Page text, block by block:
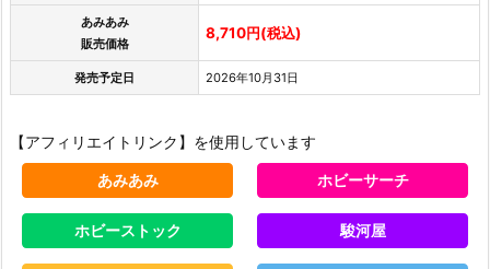
あみあみ
販売価格
8,710円(税込)
発売予定日 2026年10月31日
【アフィリエイトリンク】を使用しています
あみあみ ホビーサーチ
ホビーストック 駿河屋